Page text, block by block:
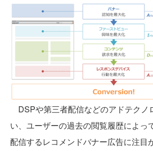
DSPや第三者配信などのアドテクノ
い、ユーザーの過去の閲覧履歴によっ
配信するレコメンドバナー広告に注目